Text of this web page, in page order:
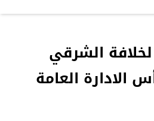
الشرقي
العامة